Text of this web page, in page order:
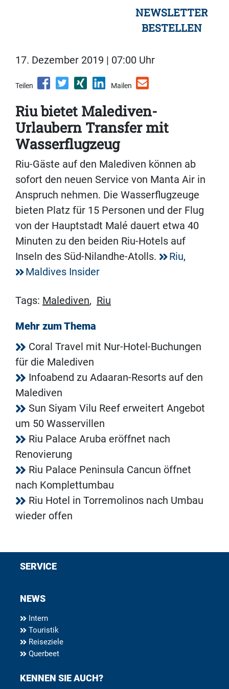
NEWSLETTER
BESTELLEN
17. Dezember 2019 | 07:00 Uhr
Teilen Mailen
Riu bietet Malediven-
Urlaubern Transfer mit
Wasserflugzeug
Riu-Gäste auf den Malediven können ab
sofort den neuen Service von Manta Air in
Anspruch nehmen. Die Wasserflugzeuge
bieten Platz für 15 Personen und der Flug
von der Hauptstadt Malé dauert etwa 40
Minuten zu den beiden Riu-Hotels auf
Inseln des Süd-Nilandhe-Atolls.
Riu,
Maldives Insider
Tags: Malediven, Riu
Mehr zum Thema
Coral Travel mit Nur-Hotel-Buchungen
für die Malediven
Infoabend zu Adaaran-Resorts auf den
Malediven
Sun Siyam Vilu Reef erweitert Angebot
um 50 Wasservillen
Riu Palace Aruba eröffnet nach
Renovierung
Riu Palace Peninsula Cancun öffnet
nach Komplettumbau
Riu Hotel in Torremolinos nach Umbau
wieder offen
SERVICE
NEWS
Intern
Touristik
Reiseziele
Querbeet
KENNEN SIE AUCH?